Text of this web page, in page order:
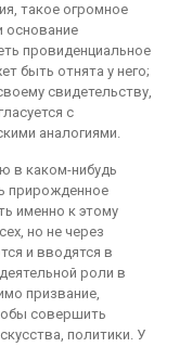
такое огромное
основание
провиденциальное
быть отнята у него;
свидетельству,
с
аналогиями.
в каком-нибудь
прирожденное
именно к этому
но не через
и вводятся в
роли в
призвание,
совершить
политики. У